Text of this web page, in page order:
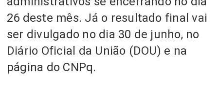
26 deste mês. Já o resultado final vai
ser divulgado no dia 30 de junho, no
Diário Oficial da União (DOU) e na
página do CNPq.